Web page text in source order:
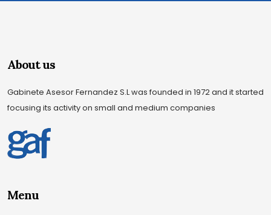
About us
Gabinete Asesor Fernandez S.L was founded in 1972 and it started
focusing its activity on small and medium companies
Menu